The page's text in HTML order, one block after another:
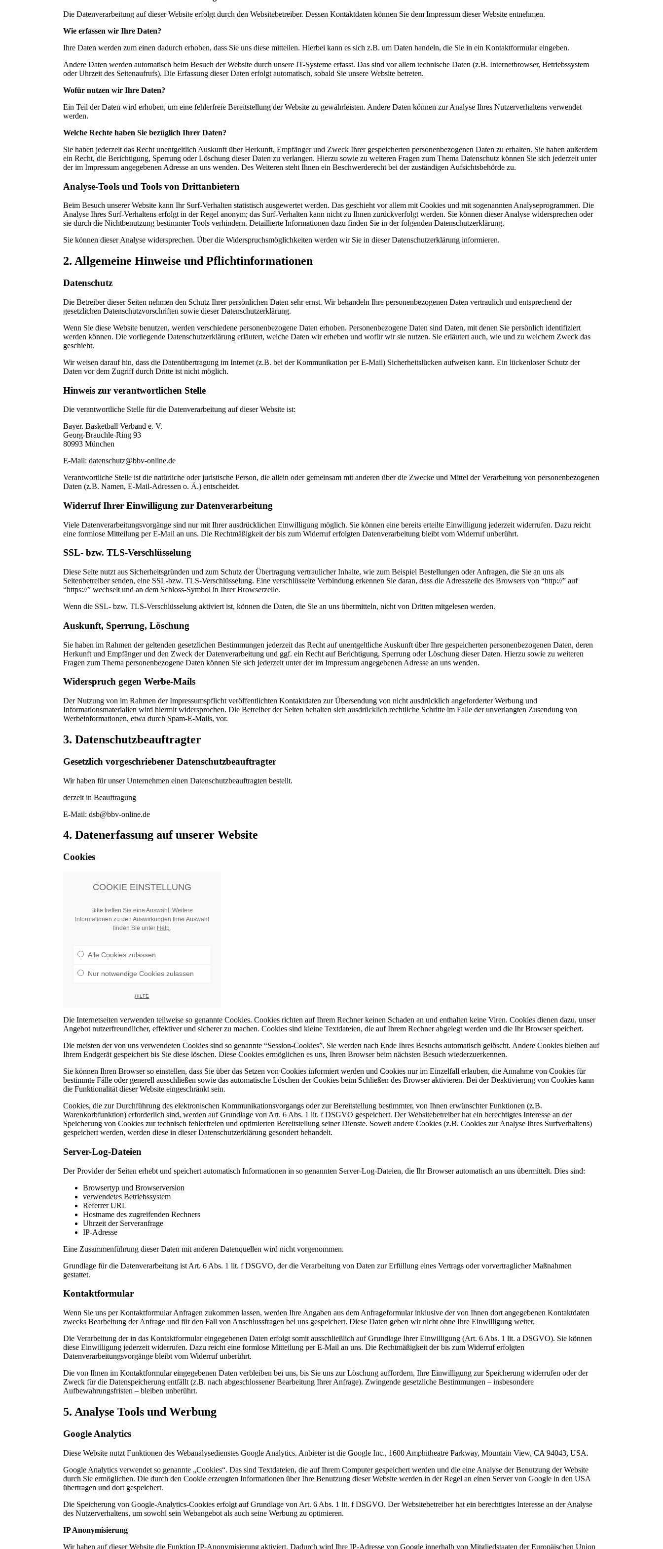
Die Datenverarbeitung auf dieser Website erfolgt durch den Websitebetreiber. Dessen Kontaktdaten können Sie dem Impressum dieser Website entnehmen.
Wie erfassen wir Ihre Daten?
Ihre Daten werden zum einen dadurch erhoben, dass Sie uns diese mitteilen. Hierbei kann es sich z.B. um Daten handeln, die Sie in ein Kontaktformular eingeben.
Andere Daten werden automatisch beim Besuch der Website durch unsere IT-Systeme erfasst. Das sind vor allem technische Daten (z.B. Internetbrowser, Betriebssystem
oder Uhrzeit des Seitenaufrufs). Die Erfassung dieser Daten erfolgt automatisch, sobald Sie unsere Website betreten.
Wofür nutzen wir Ihre Daten?
Ein Teil der Daten wird erhoben, um eine fehlerfreie Bereitstellung der Website zu gewährleisten. Andere Daten können zur Analyse Ihres Nutzerverhaltens verwendet
werden.
Welche Rechte haben Sie bezüglich Ihrer Daten?
Sie haben jederzeit das Recht unentgeltlich Auskunft über Herkunft, Empfänger und Zweck Ihrer gespeicherten personenbezogenen Daten zu erhalten. Sie haben außerdem
ein Recht, die Berichtigung, Sperrung oder Löschung dieser Daten zu verlangen. Hierzu sowie zu weiteren Fragen zum Thema Datenschutz können Sie sich jederzeit unter
der im Impressum angegebenen Adresse an uns wenden. Des Weiteren steht Ihnen ein Beschwerderecht bei der zuständigen Aufsichtsbehörde zu.
Analyse-Tools und Tools von Drittanbietern
Beim Besuch unserer Website kann Ihr Surf-Verhalten statistisch ausgewertet werden. Das geschieht vor allem mit Cookies und mit sogenannten Analyseprogrammen. Die
Analyse Ihres Surf-Verhaltens erfolgt in der Regel anonym; das Surf-Verhalten kann nicht zu Ihnen zurückverfolgt werden. Sie können dieser Analyse widersprechen oder
sie durch die Nichtbenutzung bestimmter Tools verhindern. Detaillierte Informationen dazu finden Sie in der folgenden Datenschutzerklärung.
Sie können dieser Analyse widersprechen. Über die Widerspruchsmöglichkeiten werden wir Sie in dieser Datenschutzerklärung informieren.
2. Allgemeine Hinweise und Pflichtinformationen
Datenschutz
Die Betreiber dieser Seiten nehmen den Schutz Ihrer persönlichen Daten sehr ernst. Wir behandeln Ihre personenbezogenen Daten vertraulich und entsprechend der
gesetzlichen Datenschutzvorschriften sowie dieser Datenschutzerklärung.
Wenn Sie diese Website benutzen, werden verschiedene personenbezogene Daten erhoben. Personenbezogene Daten sind Daten, mit denen Sie persönlich identifiziert
werden können. Die vorliegende Datenschutzerklärung erläutert, welche Daten wir erheben und wofür wir sie nutzen. Sie erläutert auch, wie und zu welchem Zweck das
geschieht.
Wir weisen darauf hin, dass die Datenübertragung im Internet (z.B. bei der Kommunikation per E-Mail) Sicherheitslücken aufweisen kann. Ein lückenloser Schutz der
Daten vor dem Zugriff durch Dritte ist nicht möglich.
Hinweis zur verantwortlichen Stelle
Die verantwortliche Stelle für die Datenverarbeitung auf dieser Website ist:
Bayer. Basketball Verband e. V.
Georg-Brauchle-Ring 93
80993 München
E-Mail: datenschutz@bbv-online.de
Verantwortliche Stelle ist die natürliche oder juristische Person, die allein oder gemeinsam mit anderen über die Zwecke und Mittel der Verarbeitung von personenbezogenen
Daten (z.B. Namen, E-Mail-Adressen o. Ä.) entscheidet.
Widerruf Ihrer Einwilligung zur Datenverarbeitung
Viele Datenverarbeitungsvorgänge sind nur mit Ihrer ausdrücklichen Einwilligung möglich. Sie können eine bereits erteilte Einwilligung jederzeit widerrufen. Dazu reicht
eine formlose Mitteilung per E-Mail an uns. Die Rechtmäßigkeit der bis zum Widerruf erfolgten Datenverarbeitung bleibt vom Widerruf unberührt.
SSL- bzw. TLS-Verschlüsselung
Diese Seite nutzt aus Sicherheitsgründen und zum Schutz der Übertragung vertraulicher Inhalte, wie zum Beispiel Bestellungen oder Anfragen, die Sie an uns als
Seitenbetreiber senden, eine SSL-bzw. TLS-Verschlüsselung. Eine verschlüsselte Verbindung erkennen Sie daran, dass die Adresszeile des Browsers von “http://” auf
“https://” wechselt und an dem Schloss-Symbol in Ihrer Browserzeile.
Wenn die SSL- bzw. TLS-Verschlüsselung aktiviert ist, können die Daten, die Sie an uns übermitteln, nicht von Dritten mitgelesen werden.
Auskunft, Sperrung, Löschung
Sie haben im Rahmen der geltenden gesetzlichen Bestimmungen jederzeit das Recht auf unentgeltliche Auskunft über Ihre gespeicherten personenbezogenen Daten, deren
Herkunft und Empfänger und den Zweck der Datenverarbeitung und ggf. ein Recht auf Berichtigung, Sperrung oder Löschung dieser Daten. Hierzu sowie zu weiteren
Fragen zum Thema personenbezogene Daten können Sie sich jederzeit unter der im Impressum angegebenen Adresse an uns wenden.
Widerspruch gegen Werbe-Mails
Der Nutzung von im Rahmen der Impressumspflicht veröffentlichten Kontaktdaten zur Übersendung von nicht ausdrücklich angeforderter Werbung und
Informationsmaterialien wird hiermit widersprochen. Die Betreiber der Seiten behalten sich ausdrücklich rechtliche Schritte im Falle der unverlangten Zusendung von
Werbeinformationen, etwa durch Spam-E-Mails, vor.
3. Datenschutzbeauftragter
Gesetzlich vorgeschriebener Datenschutzbeauftragter
Wir haben für unser Unternehmen einen Datenschutzbeauftragten bestellt.
derzeit in Beauftragung
E-Mail: dsb@bbv-online.de
4. Datenerfassung auf unserer Website
Cookies
COOKIE EINSTELLUNG
Bitte treffen Sie eine Auswahl. Weitere
Informationen zu den Auswirkungen Ihrer Auswahl
finden Sie unter Help.
Alle Cookies zulassen
Nur notwendige Cookies zulassen
HILFE
Die Internetseiten verwenden teilweise so genannte Cookies. Cookies richten auf Ihrem Rechner keinen Schaden an und enthalten keine Viren. Cookies dienen dazu, unser
Angebot nutzerfreundlicher, effektiver und sicherer zu machen. Cookies sind kleine Textdateien, die auf Ihrem Rechner abgelegt werden und die Ihr Browser speichert.
Die meisten der von uns verwendeten Cookies sind so genannte “Session-Cookies”. Sie werden nach Ende Ihres Besuchs automatisch gelöscht. Andere Cookies bleiben auf
Ihrem Endgerät gespeichert bis Sie diese löschen. Diese Cookies ermöglichen es uns, Ihren Browser beim nächsten Besuch wiederzuerkennen.
Sie können Ihren Browser so einstellen, dass Sie über das Setzen von Cookies informiert werden und Cookies nur im Einzelfall erlauben, die Annahme von Cookies für
bestimmte Fälle oder generell ausschließen sowie das automatische Löschen der Cookies beim Schließen des Browser aktivieren. Bei der Deaktivierung von Cookies kann
die Funktionalität dieser Website eingeschränkt sein.
Cookies, die zur Durchführung des elektronischen Kommunikationsvorgangs oder zur Bereitstellung bestimmter, von Ihnen erwünschter Funktionen (z.B.
Warenkorbfunktion) erforderlich sind, werden auf Grundlage von Art. 6 Abs. 1 lit. f DSGVO gespeichert. Der Websitebetreiber hat ein berechtigtes Interesse an der
Speicherung von Cookies zur technisch fehlerfreien und optimierten Bereitstellung seiner Dienste. Soweit andere Cookies (z.B. Cookies zur Analyse Ihres Surfverhaltens)
gespeichert werden, werden diese in dieser Datenschutzerklärung gesondert behandelt.
Server-Log-Dateien
Der Provider der Seiten erhebt und speichert automatisch Informationen in so genannten Server-Log-Dateien, die Ihr Browser automatisch an uns übermittelt. Dies sind:
Browsertyp und Browserversion
verwendetes Betriebssystem
Referrer URL
Hostname des zugreifenden Rechners
Uhrzeit der Serveranfrage
IP-Adresse
Eine Zusammenführung dieser Daten mit anderen Datenquellen wird nicht vorgenommen.
Grundlage für die Datenverarbeitung ist Art. 6 Abs. 1 lit. f DSGVO, der die Verarbeitung von Daten zur Erfüllung eines Vertrags oder vorvertraglicher Maßnahmen
gestattet.
Kontaktformular
Wenn Sie uns per Kontaktformular Anfragen zukommen lassen, werden Ihre Angaben aus dem Anfrageformular inklusive der von Ihnen dort angegebenen Kontaktdaten
zwecks Bearbeitung der Anfrage und für den Fall von Anschlussfragen bei uns gespeichert. Diese Daten geben wir nicht ohne Ihre Einwilligung weiter.
Die Verarbeitung der in das Kontaktformular eingegebenen Daten erfolgt somit ausschließlich auf Grundlage Ihrer Einwilligung (Art. 6 Abs. 1 lit. a DSGVO). Sie können
diese Einwilligung jederzeit widerrufen. Dazu reicht eine formlose Mitteilung per E-Mail an uns. Die Rechtmäßigkeit der bis zum Widerruf erfolgten
Datenverarbeitungsvorgänge bleibt vom Widerruf unberührt.
Die von Ihnen im Kontaktformular eingegebenen Daten verbleiben bei uns, bis Sie uns zur Löschung auffordern, Ihre Einwilligung zur Speicherung widerrufen oder der
Zweck für die Datenspeicherung entfällt (z.B. nach abgeschlossener Bearbeitung Ihrer Anfrage). Zwingende gesetzliche Bestimmungen – insbesondere
Aufbewahrungsfristen – bleiben unberührt.
5. Analyse Tools und Werbung
Google Analytics
Diese Website nutzt Funktionen des Webanalysedienstes Google Analytics. Anbieter ist die Google Inc., 1600 Amphitheatre Parkway, Mountain View, CA 94043, USA.
Google Analytics verwendet so genannte „Cookies“. Das sind Textdateien, die auf Ihrem Computer gespeichert werden und die eine Analyse der Benutzung der Website
durch Sie ermöglichen. Die durch den Cookie erzeugten Informationen über Ihre Benutzung dieser Website werden in der Regel an einen Server von Google in den USA
übertragen und dort gespeichert.
Die Speicherung von Google-Analytics-Cookies erfolgt auf Grundlage von Art. 6 Abs. 1 lit. f DSGVO. Der Websitebetreiber hat ein berechtigtes Interesse an der Analyse
des Nutzerverhaltens, um sowohl sein Webangebot als auch seine Werbung zu optimieren.
IP Anonymisierung
Wir haben auf dieser Website die Funktion IP-Anonymisierung aktiviert. Dadurch wird Ihre IP-Adresse von Google innerhalb von Mitgliedstaaten der Europäischen Union